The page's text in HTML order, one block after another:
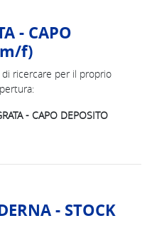
- CAPO
f)
ricercare per il proprio
- CAPO DEPOSITO
- STOCK